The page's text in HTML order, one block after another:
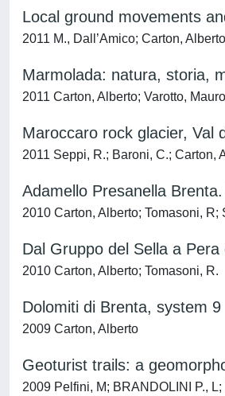
Local ground movements
2011 M., Dall’Amico; Carton,
Marmolada: natura, storia,
2011 Carton, Alberto; Varotto, Mauro
Maroccaro rock glacier, Val
2011 Seppi, R.; Baroni, C.; Carton,
Adamello Presanella
2010 Carton, Alberto; Tomasoni, R;
Dal Gruppo del Sella a
2010 Carton, Alberto; Tomasoni, R.
Dolomiti di Brenta, system 9
2009 Carton, Alberto
Geoturist trails: a
2009 Pelfini, M; BRANDOLINI P.,